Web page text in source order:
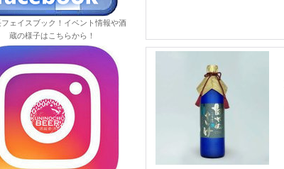
フェイスブック！イベント情報や酒
蔵の様子はこちらから！